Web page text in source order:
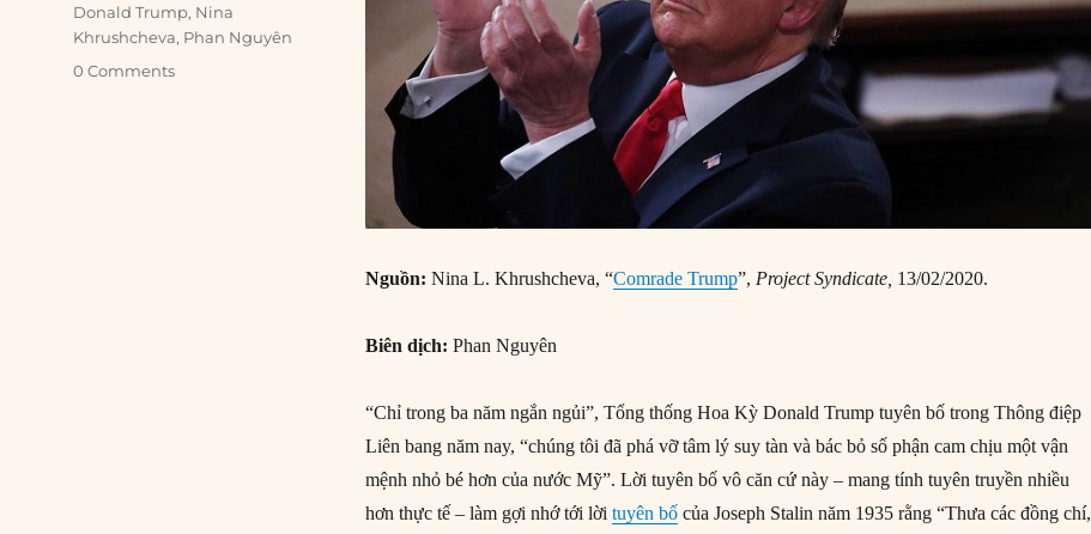
Nguồn:Nina L. Khrushcheva, “Comrade Trump”, Project Syndicate, 13/02/2020.
Biên dịch:Phan Nguyên
“Chỉ trong ba năm ngắn ngủi”, Tổng thống Hoa Kỳ Donald Trump tuyên bố trong Thông điệp
Liên bang năm nay, “chúng tôi đã phá vỡ tâm lý suy tàn và bác bỏ số phận cam chịu một vận
mệnh nhỏ bé hơn của nước Mỹ”. Lời tuyên bố vô căn cứ này – mang tính tuyên truyền nhiều
hơn thực tế – làm gợi nhớ tới lờituyên bố của Joseph Stalin năm 1935 rằng “Thưa các đồng chí,
Tags
Donald Trump, Nina
Khrushcheva, Phan Nguyên
0 Comments